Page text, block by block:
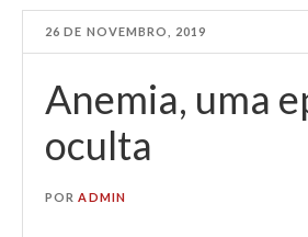
26 DE NOVEMBRO, 2019
Anemia, uma
oculta
PORADMIN